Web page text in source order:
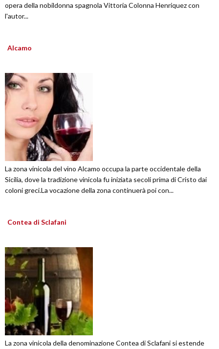
opera della nobildonna spagnola Vittoria Colonna Henriquez con
l'autor...
Alcamo
La zona vinicola del vino Alcamo occupa la parte occidentale della
Sicilia, dove la tradizione vinicola fu iniziata secoli prima di Cristo dai
coloni greci.La vocazione della zona continuerà poi con...
Contea di Sclafani
La zona vinicola della denominazione Contea di Sclafani si estende